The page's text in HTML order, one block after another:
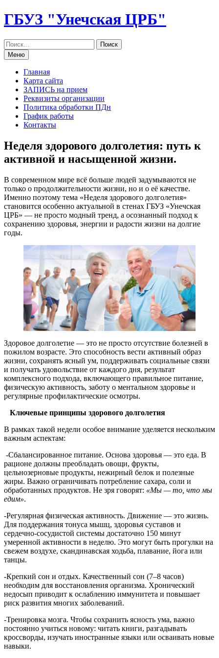
Перейти
к
ГБУЗ "Унечская ЦРБ"
Меню
Главная
Карта сайта
ЗАПИСЬ на прием
Реквизиты организации
Политика обработки ПДн
График работы
Контакты
Неделя здорового долголетия: путь к
активной и насыщенной жизни.
В современном мире всё больше людей задумываются не
только о продолжительности жизни, но и о её качестве.
Именно поэтому тема «Неделя здорового долголетия»
становится особенно актуальной в стенах ГБУЗ «Унечская
ЦРБ» — не просто модный тренд, а осознанный подход к
сохранению здоровья, энергии и радости жизни на долгие
годы.
Здоровое долголетие — это не просто отсутствие болезней в
пожилом возрасте. Это способность вести активный образ
жизни, сохранять ясный ум, поддерживать социальные связи
и получать удовольствие от каждого дня, результат
комплексного подхода, включающего правильное питание,
физическую активность, заботу о ментальном здоровье и
регулярные профилактические осмотры.
Ключевые принципы здорового долголетия
В рамках такой недели особое внимание уделяется нескольким
важным аспектам:
-Сбалансированное питание. Основа здоровья — это еда. В
рационе должны преобладать овощи, фрукты,
цельнозерновые продукты, нежирный белок и полезные
жиры. Важно ограничивать потребление сахара, соли и
обработанных продуктов. Не зря говорят: «Мы — то, что мы
едим».
-Регулярная физическая активность. Движение — это жизнь.
Для поддержания тонуса мышц, здоровья суставов и
сердечно-сосудистой системы достаточно 150 минут
умеренной активности в неделю. Это могут быть прогулки на
свежем воздухе, скандинавская ходьба, плавание, йога или
танцы.
-Крепкий сон и отдых. Качественный сон (7–8 часов)
необходим для восстановления организма. Хронический
недосып приводит к ослаблению иммунитета и повышает
риск развития многих заболеваний.
-Тренировка мозга. Чтобы сохранить ясность ума, важно
постоянно учиться новому: читать книги, разгадывать
кроссворды, изучать иностранные языки или осваивать новые
навыки.